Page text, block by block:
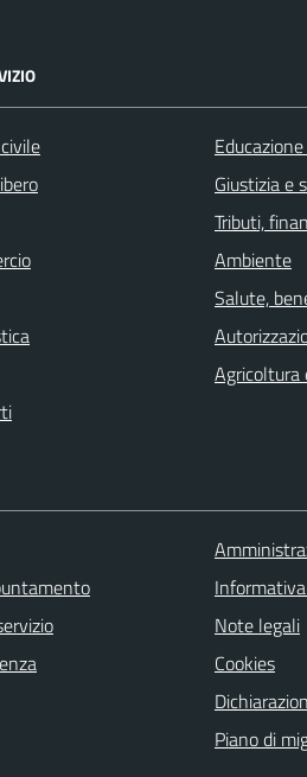
Giustizia e
Tributi,
Ambiente
Salute,
Agricoltura
Note legali
Cookies
Piano di